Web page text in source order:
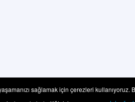
sağlamak için çerezleri kullanıyoruz.